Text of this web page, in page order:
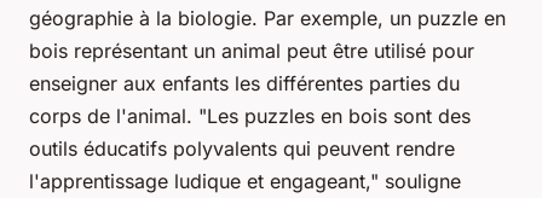
géographie à la biologie. Par exemple, un puzzle en
bois représentant un animal peut être utilisé pour
enseigner aux enfants les différentes parties du
corps de l'animal. "Les puzzles en bois sont des
outils éducatifs polyvalents qui peuvent rendre
l'apprentissage ludique et engageant," souligne